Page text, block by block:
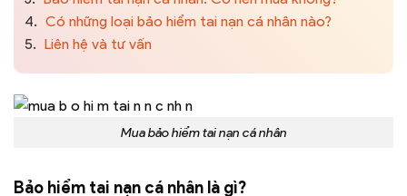
4. Có những loại bảo hiểm tai nạn cá nhân nào?
5. Liên hệ và tư vấn
Mua bảo hiểm tai nạn cá nhân
Bảo hiểm tai nạn cá nhân là gì?